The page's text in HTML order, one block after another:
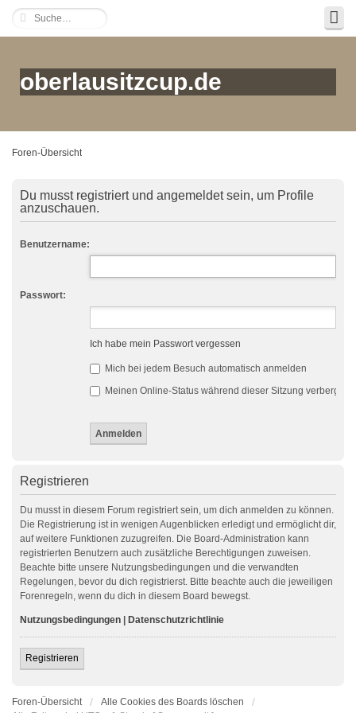
oberlausitzcup.de
Foren-Übersicht
Du musst registriert und angemeldet sein, um Profile
anzuschauen.
Benutzername:
Passwort:
Ich habe mein Passwort vergessen
Mich bei jedem Besuch automatisch anmelden
Meinen Online-Status während dieser Sitzung verbergen
Registrieren
Du musst in diesem Forum registriert sein, um dich anmelden zu können.
Die Registrierung ist in wenigen Augenblicken erledigt und ermöglicht dir,
auf weitere Funktionen zuzugreifen. Die Board-Administration kann
registrierten Benutzern auch zusätzliche Berechtigungen zuweisen.
Beachte bitte unsere Nutzungsbedingungen und die verwandten
Regelungen, bevor du dich registrierst. Bitte beachte auch die jeweiligen
Forenregeln, wenn du dich in diesem Board bewegst.
Nutzungsbedingungen Datenschutzrichtlinie
Registrieren
Foren-Übersicht
Alle Cookies des Boards löschen